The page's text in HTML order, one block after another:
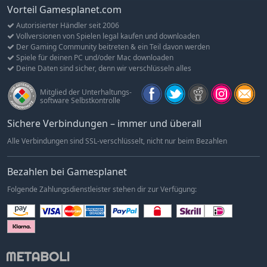
aufgrund des gegen Null gesunkenen Frachtaufkommens, war
so gut wie nichts mehr an den einstmals so bekannten
Eisenbahnstrecken übrig.
Städte wie Crook, Tow Law, Barnard Castle, Piercebridge und
Bishop Auckland, die einstmals quirlige Eisenbahnzentren
waren, wurden ihrer Bahnhöfe und Infrastruktur beraubt, so
dass heutige Besucher kaum noch einen Eindruck von der
ehemals reichen Eisenbahnvergangenheit bekommen.
Die Weardale & Teesdale Network Strecke für den Train
Simulator bildet die Strecke getreu ihrem Zustand in den
hier in den 100 Meilen (160 km) zwischen Durham City,
Darlington, Middleton-in-Teesdale und Wearhead nachgebildet.
Klassische Diesellokomotiven in grüner BR Lackierung
verkehren auf den Gleisen, verkörpert durch die Class 08, Class
25, Class 37 und Class 101, zusammen mit den Mk1
Lackierung. Eine Reihe von Frachtwaggons sind ebenfalls
Vorteil Gamesplanet.com
Autorisierter Händler seit 2006
Vollversionen von Spielen legal kaufen und downloaden
Der Gaming Community beitreten & ein Teil davon werden
Spiele für deinen PC und/oder Mac downloaden
Deine Daten sind sicher, denn wir verschlüsseln alles
Mitglied der Unterhaltungs-
software Selbstkontrolle
Sichere Verbindungen – immer und überall
Alle Verbindungen sind SSL-verschlüsselt, nicht nur beim Bezahlen
Bezahlen bei Gamesplanet
Folgende Zahlungsdienstleister stehen dir zur Verfügung: